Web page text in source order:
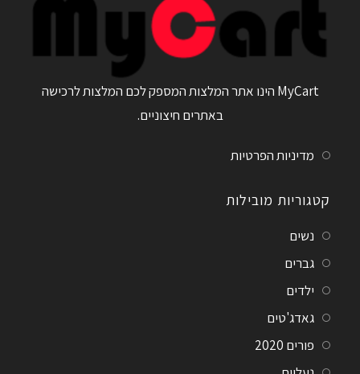
MyCart הינו אתר המלצות המספק לכם המלצות לרכישה
באתרים חיצוניים.
מדיניות הפרטיות
קטגוריות מובילות
נשים
גברים
ילדים
גאדג'טים
פורים 2020